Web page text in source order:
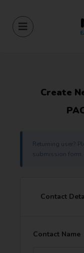
Create
Returning user?
submission form.
Contact
Contact Name